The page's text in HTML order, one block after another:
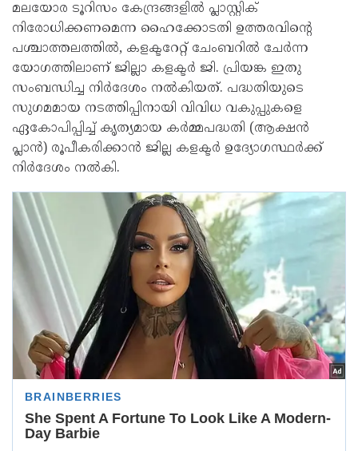
മലയോര ടൂറിസം കേന്ദ്രങ്ങളിൽ പ്ലാസ്റ്റിക്
നിരോധിക്കണമെന്ന ഹൈക്കോടതി ഉത്തരവിന്റെ
പശ്ചാത്തലത്തിൽ, കളക്ടറേറ്റ് ചേംബറിൽ ചേർന്ന
യോഗത്തിലാണ് ജില്ലാ കളക്ടർ ജി. പ്രിയങ്ക ഇതു
സംബന്ധിച്ച നിർദേശം നൽകിയത്. പദ്ധതിയുടെ
സുഗമമായ നടത്തിപ്പിനായി വിവിധ വകുപ്പുകളെ
ഏകോപിപ്പിച്ച് കൃത്യമായ കർമ്മപദ്ധതി (ആക്ഷൻ
പ്ലാൻ) രൂപീകരിക്കാൻ ജില്ല കളക്ടർ ഉദ്യോഗസ്ഥർക്ക്
നിർദേശം നൽകി.